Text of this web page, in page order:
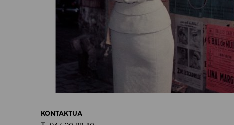
KONTAKTUA